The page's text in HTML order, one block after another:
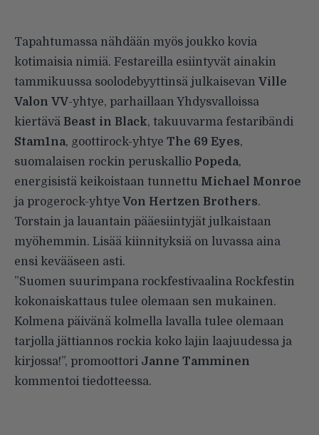
Tapahtumassa nähdään myös joukko kovia
kotimaisia nimiä. Festareilla esiintyvät ainakin
tammikuussa soolodebyyttinsä julkaisevan Ville
Valon VV-yhtye, parhaillaan Yhdysvalloissa
kiertävä Beast in Black, takuuvarma festaribändi
Stam1na, goottirock-yhtye The 69 Eyes,
suomalaisen rockin peruskallio Popeda,
energisistä keikoistaan tunnettu Michael Monroe
ja progerock-yhtye Von Hertzen Brothers.
Torstain ja lauantain pääesiintyjät julkaistaan
myöhemmin. Lisää kiinnityksiä on luvassa aina
ensi kevääseen asti.
”Suomen suurimpana rockfestivaalina Rockfestin
kokonaiskattaus tulee olemaan sen mukainen.
Kolmena päivänä kolmella lavalla tulee olemaan
tarjolla jättiannos rockia koko lajin laajuudessa ja
kirjossa!”, promoottori Janne Tamminen
kommentoi tiedotteessa.